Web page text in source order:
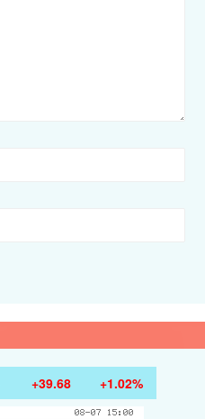
+39.68 +1.02%